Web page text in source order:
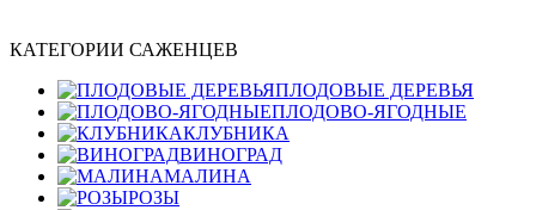
КАТЕГОРИИ САЖЕНЦЕВ
ПЛОДОВЫЕ ДЕРЕВЬЯ
ПЛОДОВО-ЯГОДНЫЕ
КЛУБНИКА
ВИНОГРАД
МАЛИНА
РОЗЫ